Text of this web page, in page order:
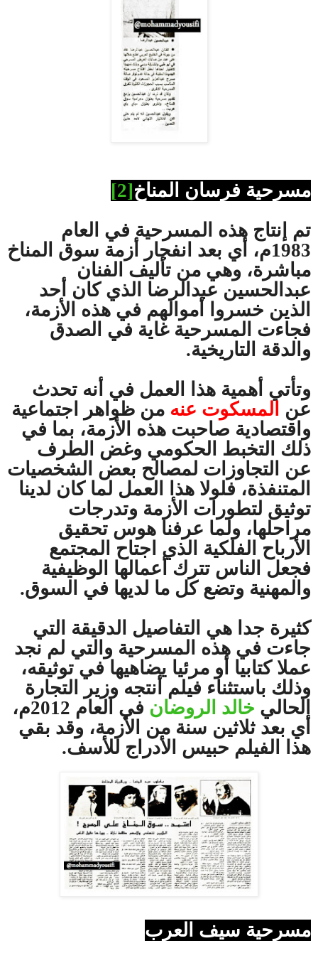
مسرحية فرسان المناخ[2]
تم إنتاج هذه المسرحية في العام
1983م، أي بعد انفجار أزمة سوق المناخ
مباشرة، وهي من تأليف الفنان
عبدالحسين عبدالرضا الذي كان أحد
الذين خسروا أموالهم في هذه الأزمة،
فجاءت المسرحية غاية في الصدق
والدقة التاريخية.
وتأتي أهمية هذا العمل في أنه تحدث
عن المسكوت عنه من ظواهر اجتماعية
واقتصادية صاحبت هذه الأزمة، بما في
ذلك التخبط الحكومي وغض الطرف
عن التجاوزات لمصالح بعض الشخصيات
المتنفذة، فلولا هذا العمل لما كان لدينا
توثيق لتطورات الأزمة وتدرجات
مراحلها، ولما عرفنا هوس تحقيق
الأرباح الفلكية الذي اجتاح المجتمع
فجعل الناس تترك أعمالها الوظيفية
والمهنية وتضع كل ما لديها في السوق.
كثيرة جدا هي التفاصيل الدقيقة التي
جاءت في هذه المسرحية والتي لم نجد
عملا كتابيا أو مرئيا يضاهيها في توثيقه،
وذلك باستثناء فيلم أنتجه وزير التجارة
الحالي خالد الروضان
في العام 2012م،
أي بعد ثلاثين سنة من الأزمة، وقد بقي
هذا الفيلم حبيس الأدراج للأسف.
مسرحية سيف العرب